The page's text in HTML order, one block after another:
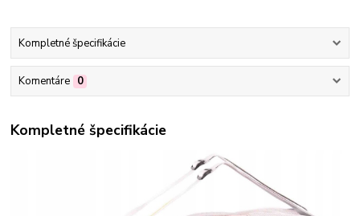
Kompletné špecifikácie
Komentáre 0
Kompletné špecifikácie